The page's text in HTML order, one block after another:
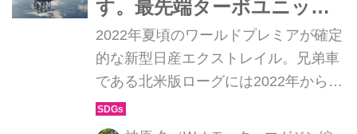
す。最先端ターボユニット
＆e-4ORCEとの強力コラボ
に期待大だ
2022年夏頃のワールドプレミアが確定
的な新型日産エクストレイル。兄弟車
である北米版ローグには2022年から新
世代1.5L 直3ターボが設定されたが、
欧州ではすでに同系のエンジンが発電